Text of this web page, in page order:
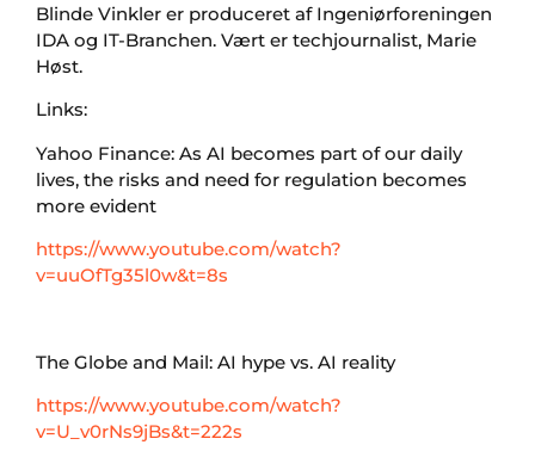
Blinde Vinkler er produceret af Ingeniørforeningen
IDA og IT-Branchen. Vært er techjournalist, Marie
Høst.
Links:
Yahoo Finance: As AI becomes part of our daily
lives, the risks and need for regulation becomes
more evident
https://www.youtube.com/watch?
v=uuOfTg35l0w&t=8s
The Globe and Mail: AI hype vs. AI reality
https://www.youtube.com/watch?
v=U_v0rNs9jBs&t=222s